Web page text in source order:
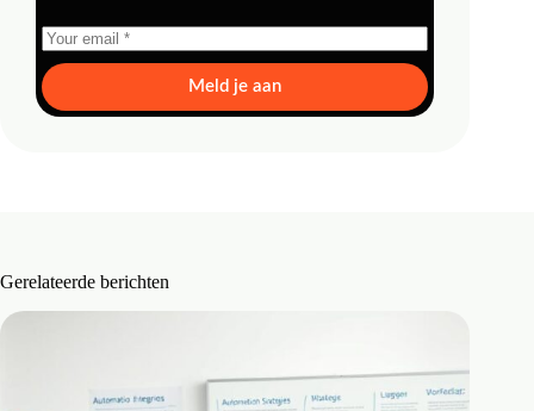
Meld je aan
Gerelateerde berichten